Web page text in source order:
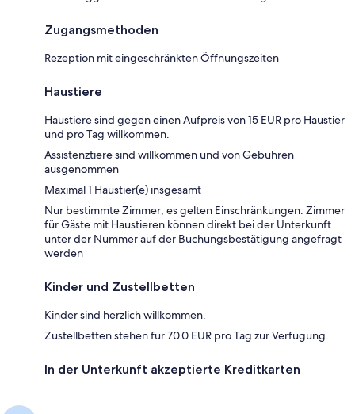
Zugangsmethoden
Rezeption mit eingeschränkten Öffnungszeiten
Haustiere
Haustiere sind gegen einen Aufpreis von 15 EUR pro Haustier
und pro Tag willkommen.
Assistenztiere sind willkommen und von Gebühren
ausgenommen
Maximal 1 Haustier(e) insgesamt
Nur bestimmte Zimmer; es gelten Einschränkungen: Zimmer
für Gäste mit Haustieren können direkt bei der Unterkunft
unter der Nummer auf der Buchungsbestätigung angefragt
werden
Kinder und Zustellbetten
Kinder sind herzlich willkommen.
Zustellbetten stehen für 70.0 EUR pro Tag zur Verfügung.
In der Unterkunft akzeptierte Kreditkarten